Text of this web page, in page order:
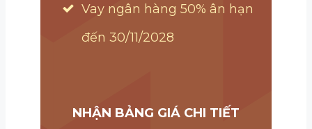
Vay ngân hàng 50% ân hạn
đến 30/11/2028
NHẬN BẢNG GIÁ CHI TIẾT